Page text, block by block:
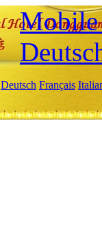
Mobile
Deutsch Français